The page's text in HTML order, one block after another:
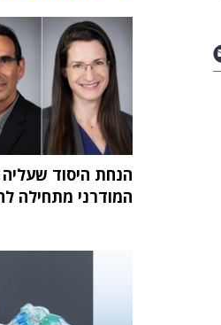
הנחת היסוד שעליה
המודרני מתחילה